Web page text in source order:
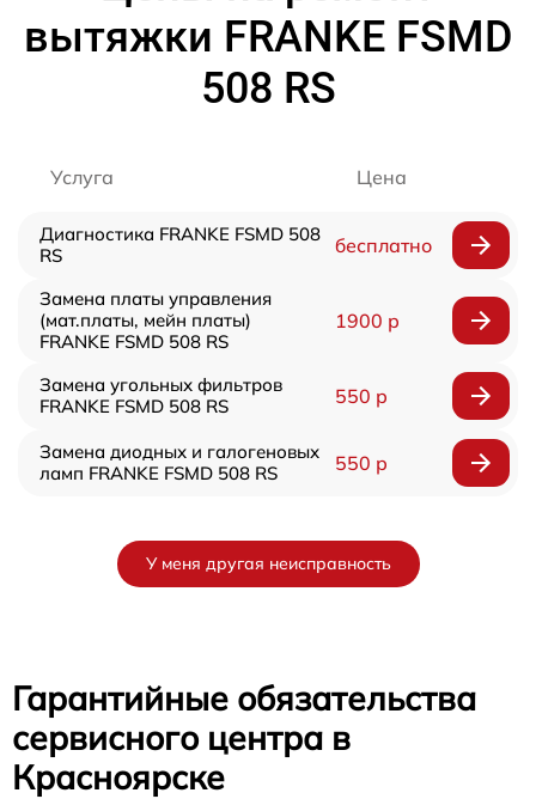
вытяжки FRANKE FSMD
508 RS
Услуга Цена
Диагностика FRANKE FSMD 508
RS
бесплатно
Замена платы управления
(мат.платы, мейн платы)
FRANKE FSMD 508 RS
1900 р
Замена угольных фильтров
FRANKE FSMD 508 RS
550 р
Замена диодных и галогеновых
ламп FRANKE FSMD 508 RS
550 р
У меня другая неисправность
Гарантийные обязательства
сервисного центра в
Красноярске